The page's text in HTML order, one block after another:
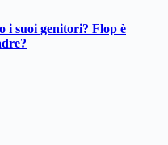
i suoi genitori? Flop è